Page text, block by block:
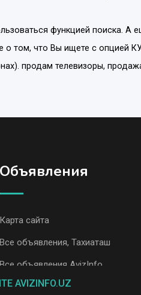
функцией поиска.
о том, что Вы ищете с опцией
продам телевизоры,
Объявления
Карта сайта
Все объявления, Тахиаташ
Все объявления AvizInfo
AVIZINFO.UZ